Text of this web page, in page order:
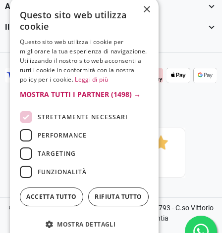
Assistenza Clienti 
Il tuo account 
©2024 Copyright Grela Parfum - P.IVA 03136100793 - C.so Vittorio
Emanuele III, 14, 89900, Vibo Valentia
×
Questo sito web utilizza
cookie
Questo sito web utilizza i cookie per
migliorare la tua esperienza di navigazione.
Utilizzando il nostro sito web acconsenti a
tutti i cookie in conformità con la nostra
policy per i cookie. Leggi di più
MOSTRA TUTTI I PARTNER (1498) →
STRETTAMENTE NECESSARI
PERFORMANCE
TARGETING
FUNZIONALITÀ
ACCETTA TUTTO RIFIUTA TUTTO
MOSTRA DETTAGLI